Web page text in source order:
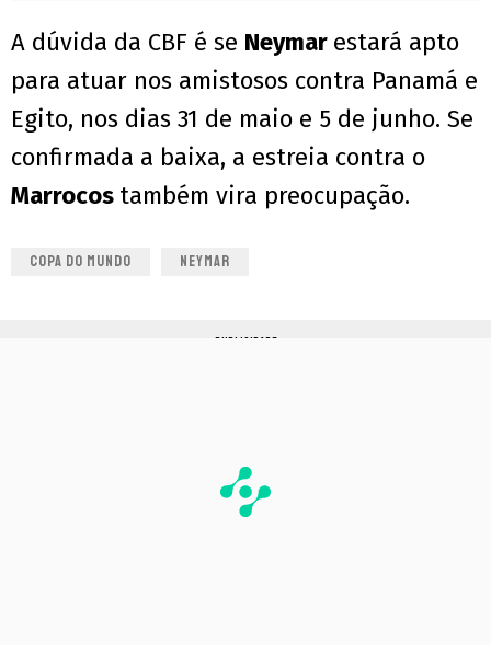
A dúvida da CBF é se Neymar estará apto
para atuar nos amistosos contra Panamá e
Egito, nos dias 31 de maio e 5 de junho. Se
confirmada a baixa, a estreia contra o
Marrocos também vira preocupação.
COPA DO MUNDO NEYMAR
PUBLICIDADE